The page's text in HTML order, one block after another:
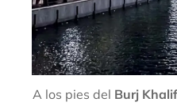
A los pies del Burj